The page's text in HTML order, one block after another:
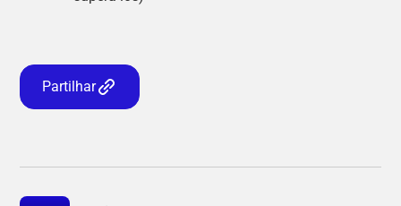
Partilhar